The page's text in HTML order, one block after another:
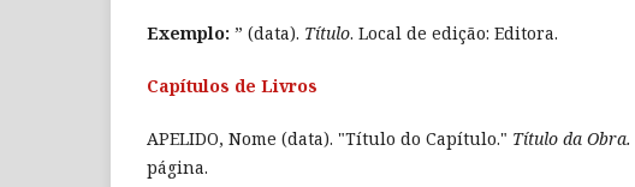
Exemplo: ” (data). Título. Local de edição: Editora.
Capítulos de Livros
APELIDO, Nome (data). "Título do Capítulo." Título da Obra.
página.